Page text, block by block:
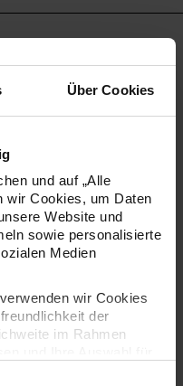
Über Cookies
und auf „Alle
wir Cookies, um Daten
Website und
sowie personalisierte
Medien
wir Cookies
der
im Rahmen
langweilige
an! Die effektvoll
erweckt. Mit ihrer
wie gemacht um
Geschenke zu
macht die
Hülle für das
CDs usw.! Über solche